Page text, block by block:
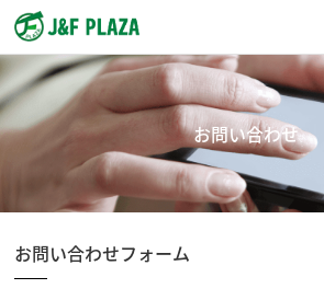
お問い合わせ
お問い合わせフォーム